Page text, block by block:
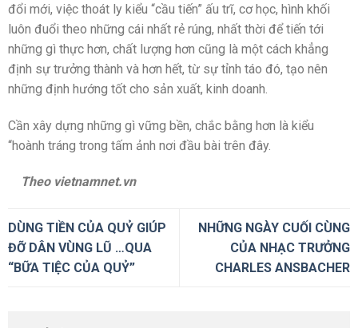
đổi mới, việc thoát ly kiểu “cầu tiến” ấu trĩ, cơ học, hình khối
luôn đuổi theo những cái nhất rẻ rúng, nhất thời để tiến tới
những gì thực hơn, chất lượng hơn cũng là một cách khẳng
định sự trưởng thành và hơn hết, từ sự tỉnh táo đó, tạo nên
những định hướng tốt cho sản xuất, kinh doanh.
Cần xây dựng những gì vững bền, chắc bằng hơn là kiểu
“hoành tráng trong tấm ảnh nơi đầu bài trên đây.
Theo vietnamnet.vn
DÙNG TIỀN CỦA QUỶ GIÚP
ĐỠ DÂN VÙNG LŨ …QUA
“BỮA TIỆC CỦA QUỶ”
NHỮNG NGÀY CUỐI CÙNG
CỦA NHẠC TRƯỞNG
CHARLES ANSBACHER